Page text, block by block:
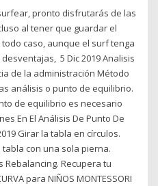
pronto disfrutarás de las
al tener que guardar el
caso, aunque el surf tenga
5 Dic 2019 Analisis
de la administración Método
análisis o punto de equilibrio.
de equilibrio es necesario
En El Análisis De Punto De
Girar la tabla en círculos.
con una sola pierna.
Recupera tu
para NIÑOS MONTESSORI